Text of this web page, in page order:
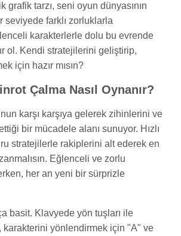
grafik tarzı, seni oyun dünyasının
seviyede farklı zorluklarla
karakterlerle dolu bu evrende
ol. Kendi stratejilerini geliştirip,
için hazır mısın?
Çalma Nasıl Oynanır?
karşı karşıya gelerek zihinlerini ve
bir mücadele alanı sunuyor. Hızlı
stratejilerle rakiplerini alt ederek en
Eğlenceli ve zorlu
her an yeni bir sürprizle
basit. Klavyede yön tuşları ile
karakterini yönlendirmek için "A" ve